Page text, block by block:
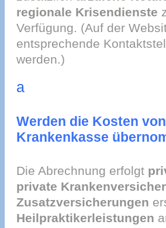
regionale Krisendienste
Verfügung. (Auf der
entsprechende
werden.)
a
Werden die Kosten
Krankenkasse
Die Abrechnung erfolgt
private
Zusatzversicherungen
Heilpraktikerleistungen